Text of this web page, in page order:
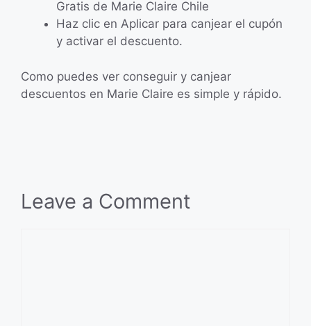
Gratis de Marie Claire Chile
Haz clic en Aplicar para canjear el cupón
y activar el descuento.
Como puedes ver conseguir y canjear
descuentos en Marie Claire es simple y rápido.
Leave a Comment